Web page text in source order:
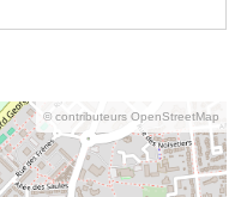
© contributeurs OpenStreetMap